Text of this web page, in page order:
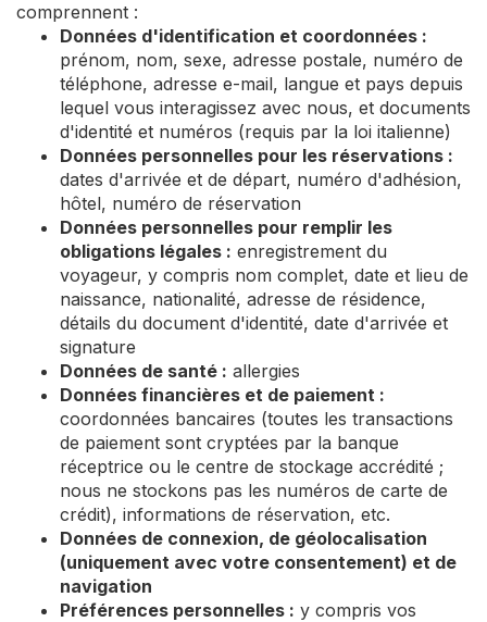
comprennent :
Données d'identification et coordonnées :
prénom, nom, sexe, adresse postale, numéro de
téléphone, adresse e-mail, langue et pays depuis
lequel vous interagissez avec nous, et documents
d'identité et numéros (requis par la loi italienne)
Données personnelles pour les réservations :
dates d'arrivée et de départ, numéro d'adhésion,
hôtel, numéro de réservation
Données personnelles pour remplir les
obligations légales : enregistrement du
voyageur, y compris nom complet, date et lieu de
naissance, nationalité, adresse de résidence,
détails du document d'identité, date d'arrivée et
signature
Données de santé : allergies
Données financières et de paiement :
coordonnées bancaires (toutes les transactions
de paiement sont cryptées par la banque
réceptrice ou le centre de stockage accrédité ;
nous ne stockons pas les numéros de carte de
crédit), informations de réservation, etc.
Données de connexion, de géolocalisation
(uniquement avec votre consentement) et de
navigation
Préférences personnelles : y compris vos